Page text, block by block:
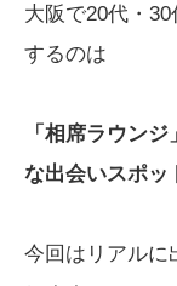
大阪で20代・
するのは
「相席ラウン
な出会いスポ
今回はリアルに